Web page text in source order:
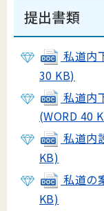
提出書類
私道内
30 KB)
私道内
(WORD 40
私道内
KB)
私道の
KB)